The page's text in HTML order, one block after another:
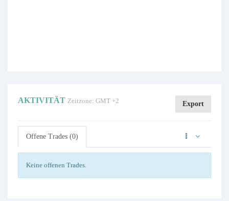
AKTIVITÄT Zeitzone: GMT +2 Export
Offene Trades (0)
Keine offenen Trades.